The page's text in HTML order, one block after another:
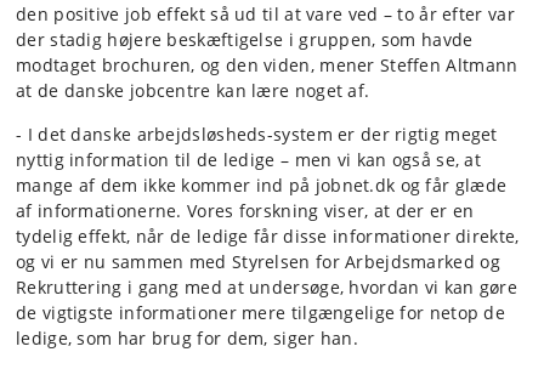
den positive job effekt så ud til at vare ved – to år efter var
der stadig højere beskæftigelse i gruppen, som havde
modtaget brochuren, og den viden, mener Steffen Altmann
at de danske jobcentre kan lære noget af.
- I det danske arbejdsløsheds-system er der rigtig meget
nyttig information til de ledige – men vi kan også se, at
mange af dem ikke kommer ind på jobnet.dk og får glæde
af informationerne. Vores forskning viser, at der er en
tydelig effekt, når de ledige får disse informationer direkte,
og vi er nu sammen med Styrelsen for Arbejdsmarked og
Rekruttering i gang med at undersøge, hvordan vi kan gøre
de vigtigste informationer mere tilgængelige for netop de
ledige, som har brug for dem, siger han.